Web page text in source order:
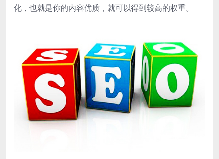
化，也就是你的内容优质，就可以得到较高的权重。